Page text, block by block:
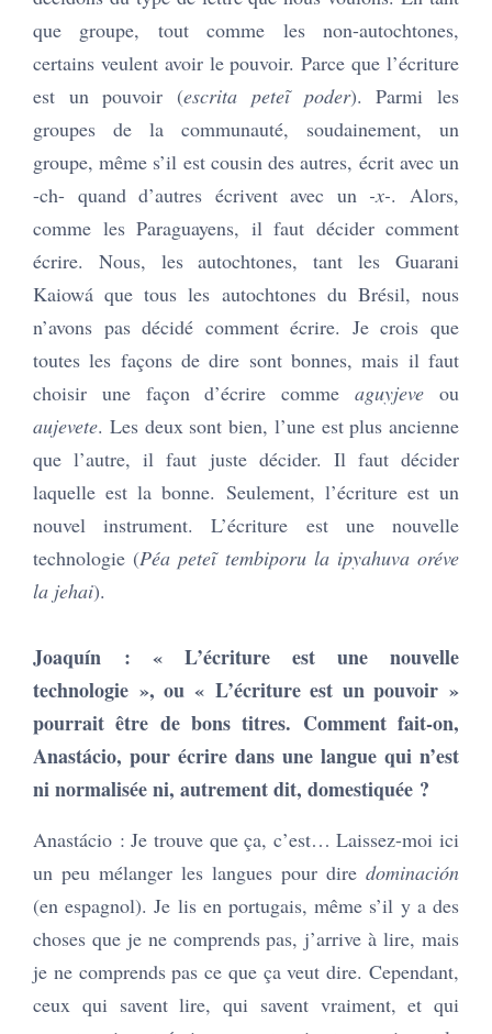
que groupe, tout comme les non-autochtones,
certains veulent avoir le pouvoir. Parce que l’écriture
est un pouvoir (escrita peteĩ poder). Parmi les
groupes de la communauté, soudainement, un
groupe, même s’il est cousin des autres, écrit avec un
-ch- quand d’autres écrivent avec un -x-. Alors,
comme les Paraguayens, il faut décider comment
écrire. Nous, les autochtones, tant les Guarani
Kaiowá que tous les autochtones du Brésil, nous
n’avons pas décidé comment écrire. Je crois que
toutes les façons de dire sont bonnes, mais il faut
choisir une façon d’écrire commeaguyjeve ou
aujevete. Les deux sont bien, l’une est plus ancienne
que l’autre, il faut juste décider. Il faut décider
laquelle est la bonne. Seulement, l’écriture est un
nouvel instrument. L’écriture est une nouvelle
technologie (Péa peteĩ tembiporu la ipyahuva oréve
la jehai).
Joaquín : « L’écriture est une nouvelle
technologie », ou « L’écriture est un pouvoir »
pourrait être de bons titres. Comment fait-on,
Anastácio, pour écrire dans une langue qui n’est
ni normalisée ni, autrement dit, domestiquée ?
Anastácio : Je trouve que ça, c’est… Laissez-moi ici
un peu mélanger les langues pour dire dominación
(en espagnol). Je lis en portugais, même s’il y a des
choses que je ne comprends pas, j’arrive à lire, mais
je ne comprends pas ce que ça veut dire. Cependant,
ceux qui savent lire, qui savent vraiment, et qui